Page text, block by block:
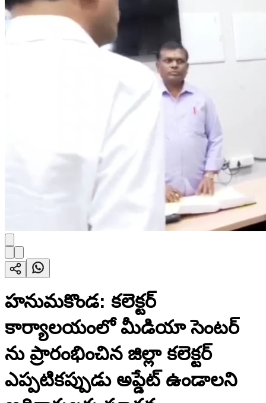
హనుమకొండ: కలెక్టర్
కార్యాలయంలో మీడియా సెంటర్
ను ప్రారంభించిన జిల్లా కలెక్టర్
ఎప్పటికప్పుడు అప్డేట్ ఉండాలని